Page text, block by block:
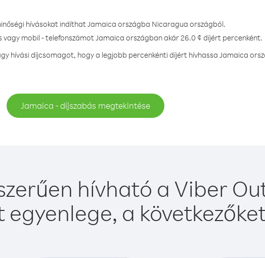
hívásokat indíthat Jamaica országba Nicaragua országból.
vagy mobil - telefonszámot Jamaica országban akár 26.0 ¢ díjért percenként.
hívási díjcsomagot, hogy a legjobb percenkénti díjért hívhassa Jamaica
Jamaica - díjszabás megtekintése
hívható a Viber
egyenlege, a